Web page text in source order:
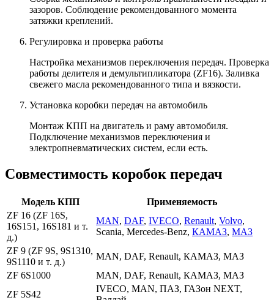
зазоров. Соблюдение рекомендованного момента
затяжки креплений.
Регулировка и проверка работы
Настройка механизмов переключения передач. Проверка
работы делителя и демультипликатора (ZF16). Заливка
свежего масла рекомендованного типа и вязкости.
Установка коробки передач на автомобиль
Монтаж КПП на двигатель и раму автомобиля.
Подключение механизмов переключения и
электропневматических систем, если есть.
Совместимость коробок передач
Модель КПП
Применяемость
ZF 16 (ZF 16S,
16S151, 16S181 и т.
д.)
MAN, DAF, IVECO, Renault, Volvo,
Scania, Mercedes-Benz, КАМАЗ, МАЗ
ZF 9 (ZF 9S, 9S1310,
9S1110 и т. д.)
MAN, DAF, Renault, КАМАЗ, МАЗ
ZF 6S1000
MAN, DAF, Renault, КАМАЗ, МАЗ
ZF 5S42
IVECO, MAN, ПАЗ, ГАЗон NEXT,